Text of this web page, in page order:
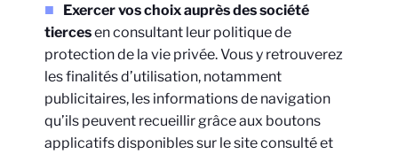
Exercer vos choix auprès des société
tiercesen consultant leur politique de
protection de la vie privée. Vous y retrouverez
les finalités d’utilisation, notamment
publicitaires, les informations de navigation
qu’ils peuvent recueillir grâce aux boutons
applicatifs disponibles sur le site consulté et